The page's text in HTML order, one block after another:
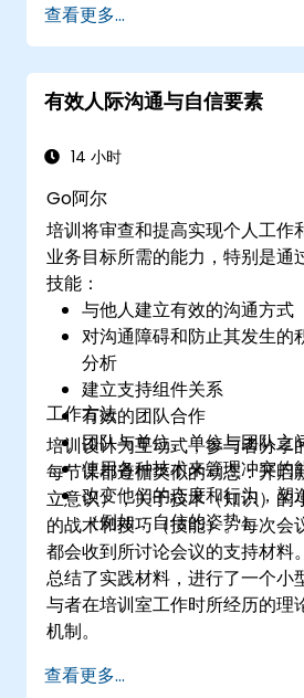
的情况下施加影响，并提高人际
的能力。
查看更多...
有效人际沟通与自信要素
14 小时
Go阿尔
培训将审查和提高实现个人工作
业务目标所需的能力，特别是通
技能：
与他人建立有效的沟通方式
对沟通障碍和防止其发生的
分析
建立支持组件关系
有效的团队合作
团队与单位、单位与团队之
使用各种技术来管理冲突的
改变他们的态度和行为，塑
（例如，自信的姿势）
工作方法
培训设计为互动式，参与者分享
每节课都遵循类似的动态：开启
立意识），关于技术（知识）的
的战术和技巧（技能）。每次会
都会收到所讨论会议的支持材料。
总结了实践材料，进行了一个小
与者在培训室工作时所经历的理
机制。
查看更多...